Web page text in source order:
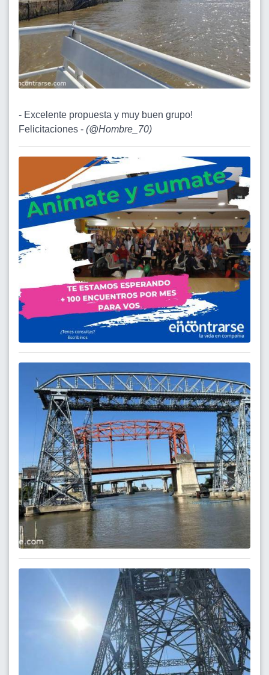
- Excelente propuesta y muy buen grupo!
Felicitaciones - (@Hombre_70)